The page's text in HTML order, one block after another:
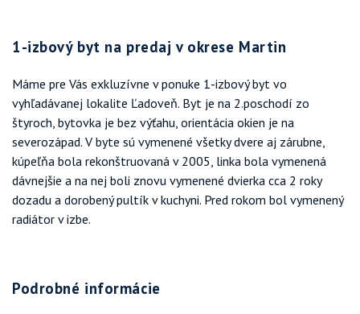
1-izbový byt na predaj v okrese Martin
Máme pre Vás exkluzívne v ponuke 1-izbový byt vo
vyhľadávanej lokalite Ľadoveň. Byt je na 2.poschodí zo
štyroch, bytovka je bez výťahu, orientácia okien je na
severozápad. V byte sú vymenené všetky dvere aj zárubne,
kúpeľňa bola rekonštruovaná v 2005, linka bola vymenená
dávnejšie a na nej boli znovu vymenené dvierka cca 2 roky
dozadu a dorobený pultík v kuchyni. Pred rokom bol vymenený
radiátor v izbe.
Podrobné informácie